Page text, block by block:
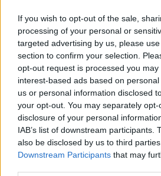
If you wish to opt-out of the sale,
processing of your personal or
targeted advertising by us, please
section to confirm your selection.
opt-out request is processed you may
interest-based ads based on
us or personal information disclosed
your opt-out. You may separately
disclosure of your personal
IAB’s list of downstream participants.
also be disclosed by us to third
Downstream Participants that may
Notizie in
Entra nel
GalluraOggi.it
Ricevi le nostre